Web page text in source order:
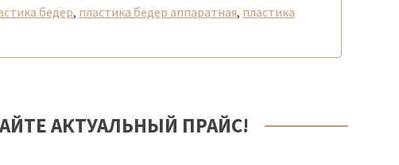
бедер, пластика бедер аппаратная, пластика
АКТУАЛЬНЫЙ ПРАЙС!